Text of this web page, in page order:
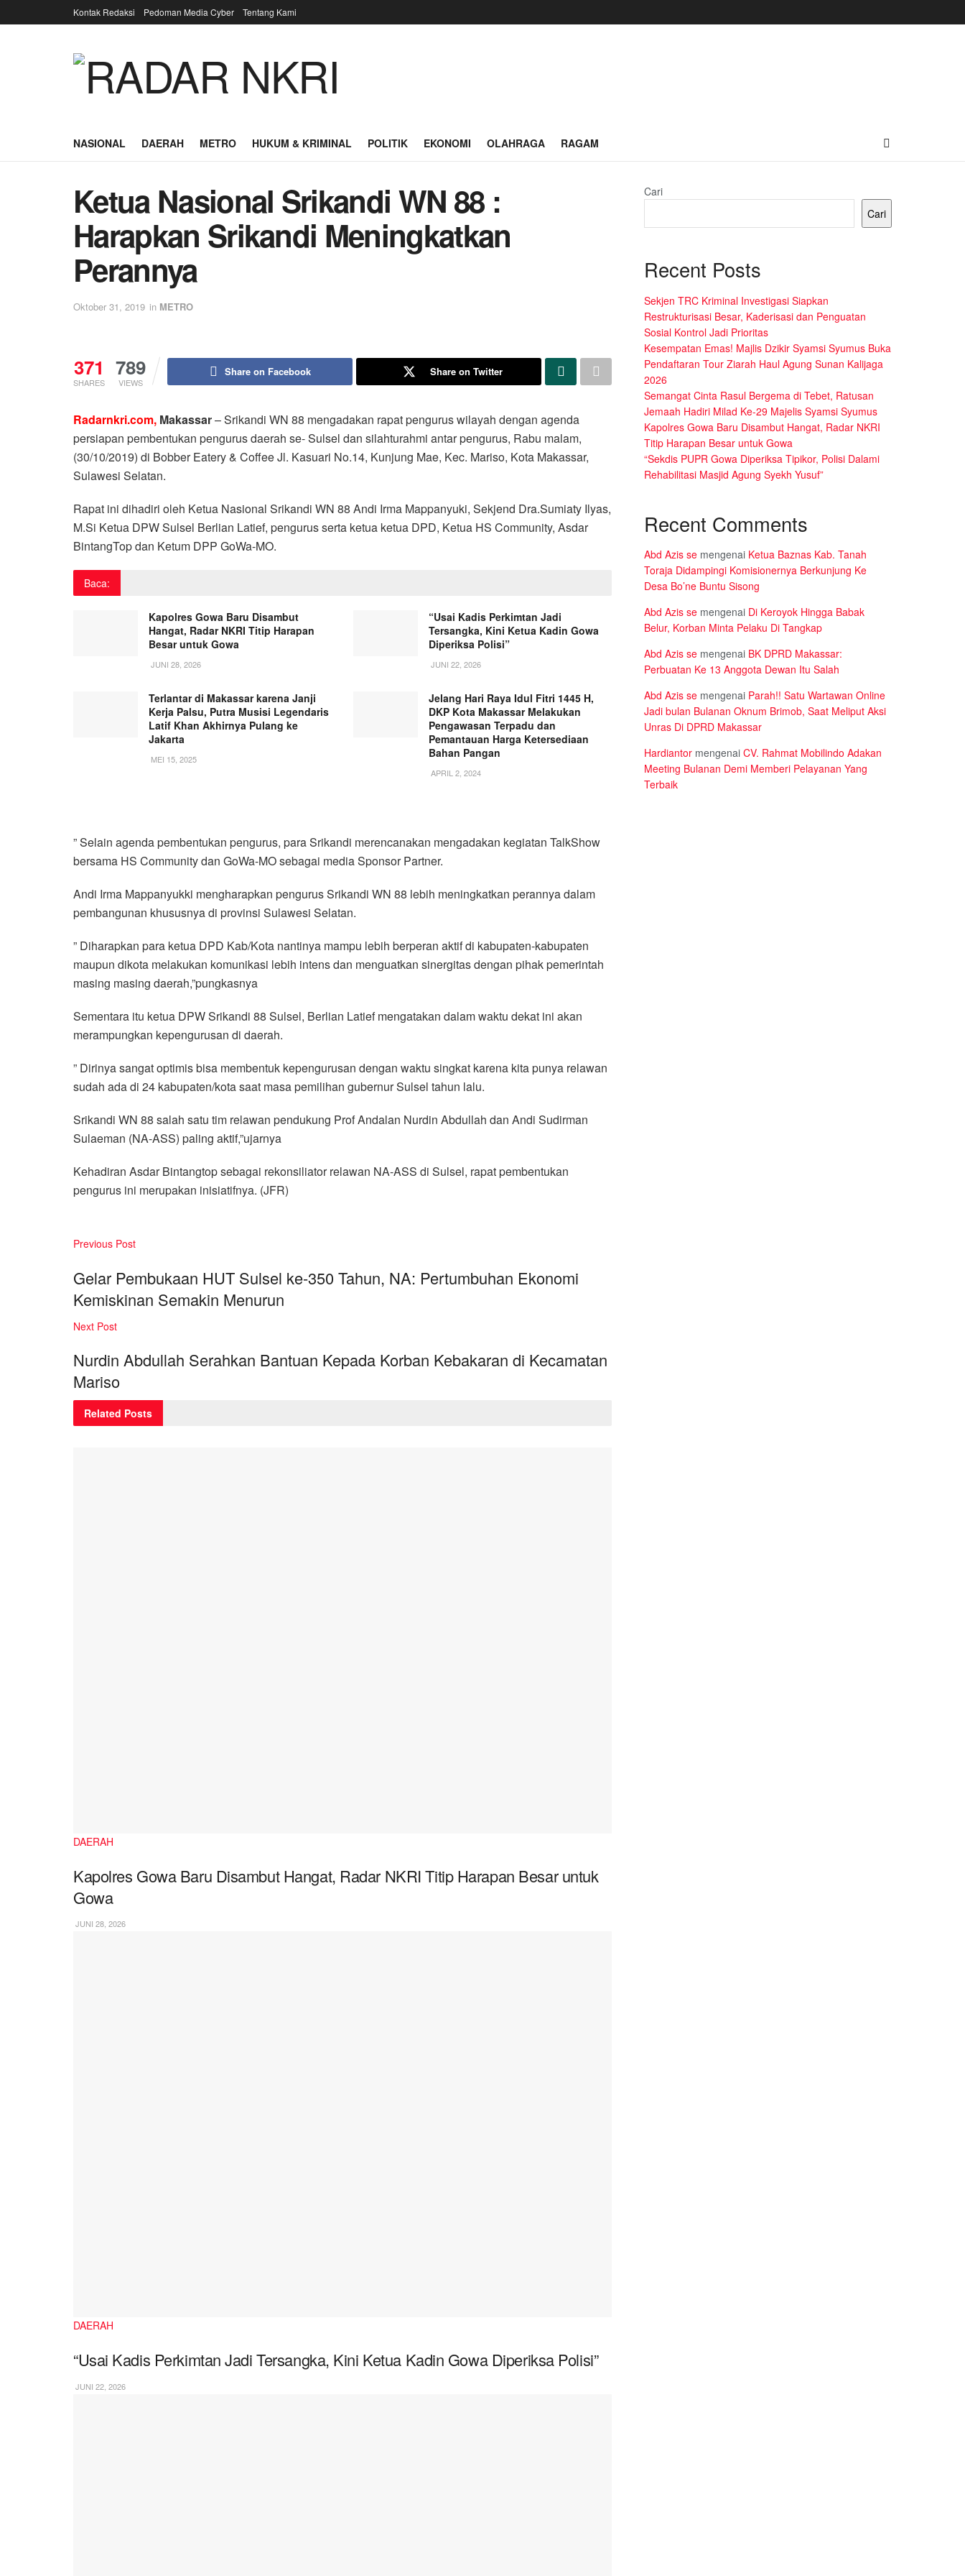
Kontak Redaksi Pedoman Media Cyber Tentang Kami
NASIONAL DAERAH METRO HUKUM & KRIMINAL POLITIK EKONOMI OLAHRAGA RAGAM
Ketua Nasional Srikandi WN 88 :
Harapkan Srikandi Meningkatkan
Perannya
Oktober 31, 2019 in METRO
371
SHARES
789
VIEWS
Share on Facebook Share on Twitter
Radarnkri.com, Makassar– Srikandi WN 88 mengadakan rapat pengurus wilayah dengan agenda
persiapan pembentukan pengurus daerah se- Sulsel dan silahturahmi antar pengurus, Rabu malam,
(30/10/2019) di Bobber Eatery & Coffee Jl. Kasuari No.14, Kunjung Mae, Kec. Mariso, Kota Makassar,
Sulawesi Selatan.
Rapat ini dihadiri oleh Ketua Nasional Srikandi WN 88 Andi Irma Mappanyuki, Sekjend Dra.Sumiaty Ilyas,
M.Si Ketua DPW Sulsel Berlian Latief, pengurus serta ketua ketua DPD, Ketua HS Community, Asdar
BintangTop dan Ketum DPP GoWa-MO.
Baca:
Kapolres Gowa Baru Disambut
Hangat, Radar NKRI Titip Harapan
Besar untuk Gowa
JUNI 28, 2026
“Usai Kadis Perkimtan Jadi
Tersangka, Kini Ketua Kadin Gowa
Diperiksa Polisi”
JUNI 22, 2026
Terlantar di Makassar karena Janji
Kerja Palsu, Putra Musisi Legendaris
Latif Khan Akhirnya Pulang ke
Jakarta
MEI 15, 2025
Jelang Hari Raya Idul Fitri 1445 H,
DKP Kota Makassar Melakukan
Pengawasan Terpadu dan
Pemantauan Harga Ketersediaan
Bahan Pangan
APRIL 2, 2024
” Selain agenda pembentukan pengurus, para Srikandi merencanakan mengadakan kegiatan TalkShow
bersama HS Community dan GoWa-MO sebagai media Sponsor Partner.
Andi Irma Mappanyukki mengharapkan pengurus Srikandi WN 88 lebih meningkatkan perannya dalam
pembangunan khususnya di provinsi Sulawesi Selatan.
” Diharapkan para ketua DPD Kab/Kota nantinya mampu lebih berperan aktif di kabupaten-kabupaten
maupun dikota melakukan komunikasi lebih intens dan menguatkan sinergitas dengan pihak pemerintah
masing masing daerah,”pungkasnya
Sementara itu ketua DPW Srikandi 88 Sulsel, Berlian Latief mengatakan dalam waktu dekat ini akan
merampungkan kepengurusan di daerah.
” Dirinya sangat optimis bisa membentuk kepengurusan dengan waktu singkat karena kita punya relawan
sudah ada di 24 kabupaten/kota saat masa pemilihan gubernur Sulsel tahun lalu.
Srikandi WN 88 salah satu tim relawan pendukung Prof Andalan Nurdin Abdullah dan Andi Sudirman
Sulaeman (NA-ASS) paling aktif,”ujarnya
Kehadiran Asdar Bintangtop sebagai rekonsiliator relawan NA-ASS di Sulsel, rapat pembentukan
pengurus ini merupakan inisiatifnya. (JFR)
Previous Post
Gelar Pembukaan HUT Sulsel ke-350 Tahun, NA: Pertumbuhan Ekonomi
Kemiskinan Semakin Menurun
Next Post
Nurdin Abdullah Serahkan Bantuan Kepada Korban Kebakaran di Kecamatan
Mariso
Related Posts
DAERAH
Kapolres Gowa Baru Disambut Hangat, Radar NKRI Titip Harapan Besar untuk
Gowa
JUNI 28, 2026
DAERAH
“Usai Kadis Perkimtan Jadi Tersangka, Kini Ketua Kadin Gowa Diperiksa Polisi”
JUNI 22, 2026
Cari
Cari
Recent Posts
Sekjen TRC Kriminal Investigasi Siapkan
Restrukturisasi Besar, Kaderisasi dan Penguatan
Sosial Kontrol Jadi Prioritas
Kesempatan Emas! Majlis Dzikir Syamsi Syumus Buka
Pendaftaran Tour Ziarah Haul Agung Sunan Kalijaga
2026
Semangat Cinta Rasul Bergema di Tebet, Ratusan
Jemaah Hadiri Milad Ke-29 Majelis Syamsi Syumus
Kapolres Gowa Baru Disambut Hangat, Radar NKRI
Titip Harapan Besar untuk Gowa
“Sekdis PUPR Gowa Diperiksa Tipikor, Polisi Dalami
Rehabilitasi Masjid Agung Syekh Yusuf”
Recent Comments
Abd Azis se mengenai Ketua Baznas Kab. Tanah
Toraja Didampingi Komisionernya Berkunjung Ke
Desa Bo’ne Buntu Sisong
Abd Azis se mengenai Di Keroyok Hingga Babak
Belur, Korban Minta Pelaku Di Tangkap
Abd Azis se mengenai BK DPRD Makassar:
Perbuatan Ke 13 Anggota Dewan Itu Salah
Abd Azis se mengenai Parah!! Satu Wartawan Online
Jadi bulan Bulanan Oknum Brimob, Saat Meliput Aksi
Unras Di DPRD Makassar
Hardiantor mengenai CV. Rahmat Mobilindo Adakan
Meeting Bulanan Demi Memberi Pelayanan Yang
Terbaik